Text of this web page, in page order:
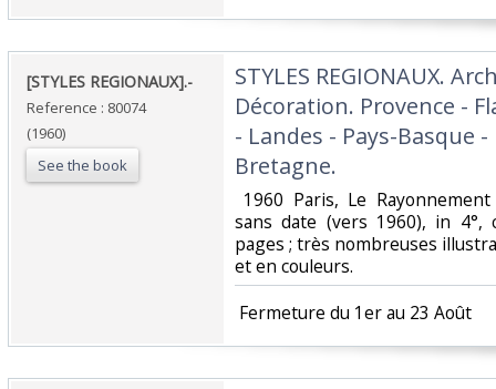
‎[STYLES REGIONAUX].-‎
Reference : 80074
(1960)
See the book
‎STYLES REGIONAUX.
Décoration. Provence -
- Landes - Pays-Basque
Bretagne.‎
1960 Paris, Le
sans date (vers 1960), in 4°,
pages ; très nombreuses
et en couleurs. ‎
‎ Fermeture du 1er au 23 Août‎